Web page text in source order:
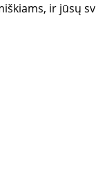
ir jūsų